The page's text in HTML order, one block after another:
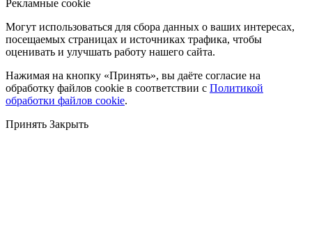
Рекламные cookie
Могут использоваться для сбора данных о ваших интересах,
посещаемых страницах и источниках трафика, чтобы
оценивать и улучшать работу нашего сайта.
Нажимая на кнопку «Принять», вы даёте согласие на
обработку файлов cookie в соответствии с Политикой
обработки файлов cookie.
Принять Закрыть